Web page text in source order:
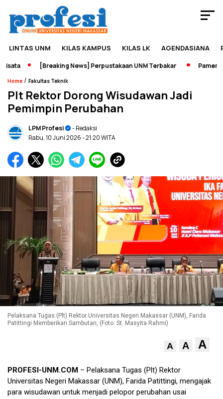
LINTAS UNM KILAS KAMPUS KILAS LK AGENDASIANA
[Breaking News] Perpustakaan UNM Terbakar Pameran
Home / Fakultas Teknik
Plt Rektor Dorong Wisudawan Jadi
Pemimpin Perubahan
LPM Profesi
- Redaksi
Rabu, 10 Juni 2026- 21:20 WITA
Pelaksana Tugas (Plt) Rektor Universitas Negeri Makassar (UNM), Farida
Patittingi Memberikan Sambutan, (Foto: St. Masyita Rahmi)
A A A
PROFESI-UNM.COM – Pelaksana Tugas (Plt) Rektor
Universitas Negeri Makassar (UNM), Farida Patittingi, mengajak
para wisudawan untuk menjadi pelopor perubahan usai